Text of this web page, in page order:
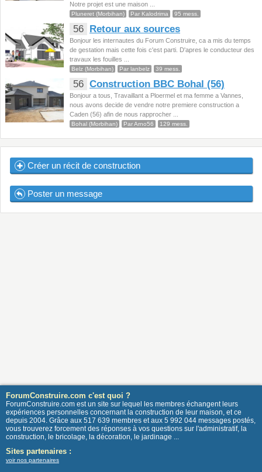
Notre projet est une maison ...
Pluneret (Morbihan) Par Kalodrima 95 mess.
56 Retour aux sources
Bonjour les internautes du Forum Construire, ca a mis du temps
de gestation mais cette fois c'est parti. D'apres le conducteur des
travaux les fouilles ...
Belz (Morbihan) Par lanbelz 39 mess.
56 Construction BBC Bohal (56)
Bonjour a tous, Travaillant a Ploermel et ma femme a Vannes,
nous avons decide de vendre notre premiere construction a
Caden (56) afin de nous rapprocher ...
Bohal (Morbihan) Par Arno56 129 mess.
Créer un récit de construction
Poster un message
ForumConstruire.com c'est quoi ?
ForumConstruire.com est un site sur lequel les membres échangent leurs
expériences personnelles concernant la construction de leur maison, et ce
depuis 2004. Grâce aux 517 639 membres et aux 5 992 044 messages postés,
vous trouverez forcement des réponses à vos questions sur l'administratif, la
construction, le bricolage, la décoration, le jardinage ...
Sites partenaires :
voir nos partenaires